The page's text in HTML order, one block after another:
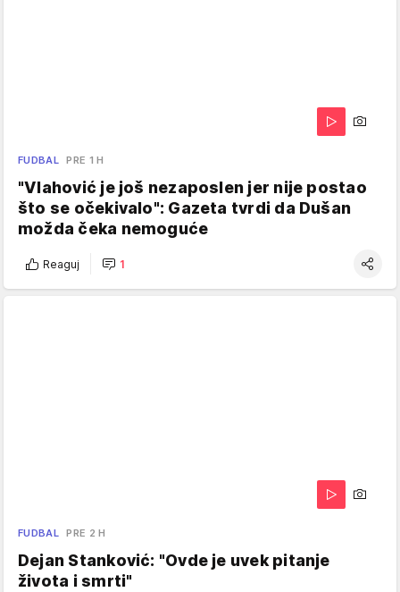
FUDBAL PRE 1 H
"Vlahović je još nezaposlen jer nije postao
što se očekivalo": Gazeta tvrdi da Dušan
možda čeka nemoguće
Reaguj 1
FUDBAL PRE 2 H
Dejan Stanković: "Ovde je uvek pitanje
života i smrti"